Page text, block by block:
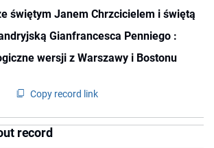
świętym Janem Chrzcicielem i świętą
Gianfrancesca Penniego :
wersji z Warszawy i Bostonu
Copy record link
record